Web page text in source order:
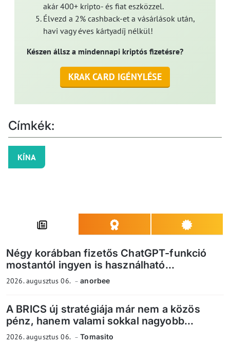
akár 400+ kripto- és fiat eszközzel.
Élvezd a 2% cashback-et a vásárlások után,
havi vagy éves kártyadíj nélkül!
Készen állsz a mindennapi kriptós fizetésre?
KRAK CARD IGÉNYLÉSE
Címkék:
KÍNA
Négy korábban fizetős ChatGPT-funkció
mostantól ingyen is használható...
2026. augusztus 06. anorbee
A BRICS új stratégiája már nem a közös
pénz, hanem valami sokkal nagyobb...
2026. augusztus 06. Tomasito